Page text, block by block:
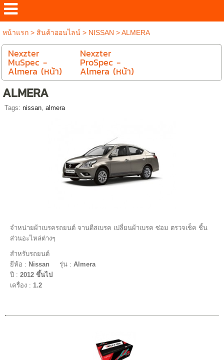
หน้าแรก> สินค้าออนไลน์> NISSAN >ALMERA
Nexzter
MuSpec -
Almera (หน้า)
Nexzter
ProSpec -
Almera (หน้า)
ALMERA
Tags: nissan, almera
จำหน่ายผ้าเบรครถยนต์ จานดีสเบรค เปลี่ยนผ้าเบรค ซ่อม ตรวจเช็ค ชิ้น
ส่วนอะไหล่ต่างๆ
สำหรับรถยนต์
ยีห้อ : Nissan รุ่น : Almera
ปี : 2012 ขึ้นไป
เครื่อง : 1.2